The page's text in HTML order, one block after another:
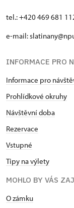
tel.: +420 469 681
e-mail:
INFORMACE PRO
Informace pro
Prohlídkové okruhy
Návštěvní doba
Rezervace
Vstupné
Tipy na výlety
MOHLO BY VÁS
O zámku